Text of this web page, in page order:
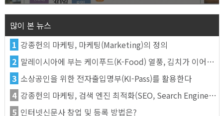
많이 본 뉴스
1 강종헌의 마케팅, 마케팅(Marketing)의 정의
2 말레이시아에 부는 케이푸드(K-Food) 열풍, 김치가 이어간다
3 소상공인을 위한 전자출입명부(KI-Pass)를 활용한다
4 강종헌의 마케팅, 검색 엔진 최적화(SEO, Search Engine Optimization)란
5 인터넷신문사 창업 및 등록 방법은?